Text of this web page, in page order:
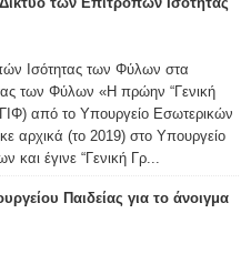
Ισότητας των Φύλων στα
των Φύλων «Η πρώην “Γενική
από το Υπουργείο Εσωτερικών
αρχικά (το 2019) στο Υπουργείο
και έγινε “Γενική Γρ...
Παιδείας για το άνοιγμα